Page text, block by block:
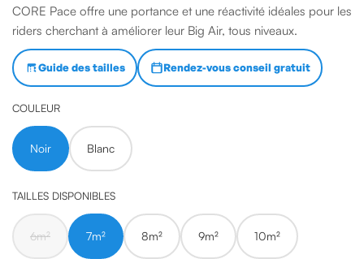
CORE Pace offre une portance et une réactivité idéales pour les
riders cherchant à améliorer leur Big Air, tous niveaux.
Guide des tailles Rendez-vous conseil gratuit
COULEUR
Noir Blanc
TAILLES DISPONIBLES
6m² 7m² 8m² 9m² 10m²